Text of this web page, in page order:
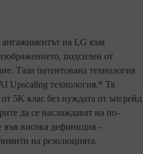
ангажиментът на LG към
подсилен от
Тази патентована технология
Upscaling технология.* Тя
5K клас без нуждата от ъпгрейд
да се наслаждават на по-
във висока дефиниция –
на резолюцията.